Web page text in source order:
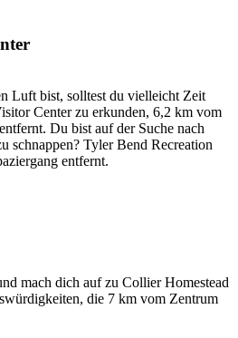
Luft bist, solltest du vielleicht Zeit
Center zu erkunden, 6,2 km vom
Du bist auf der Suche nach
schnappen? Tyler Bend Recreation
entfernt.
mach dich auf zu Collier Homestead
die 7 km vom Zentrum